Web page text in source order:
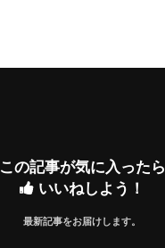
この記事が気に入ったら
いいねしよう！
最新記事をお届けします。